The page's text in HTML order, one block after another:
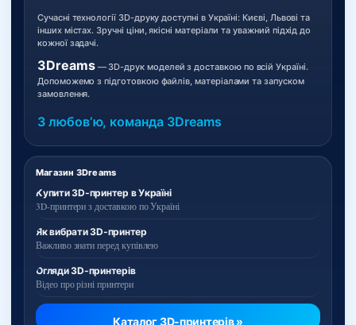
Магазин 3Dreams
Купити 3D-принтер в Україні
3D-принтери з доставкою по Україні
Як вибрати 3D-принтер
Важливо знати перед купівлею
Огляди 3D-принтерів
Відео про різні принтери
Каталог 3D-принтерів »
Сучасні технології 3D-друку доступні в Україні: Києві, Львові та
інших містах. Зручні ціни, якісні матеріали та уважний підхід до
кожної задачі.
3Dreams— 3D-друк моделей з доставкою по всій Україні.
Допоможемо з підготовкою файлів, матеріалами та запуском
замовлення.
З любовʼю, команда 3Dreams